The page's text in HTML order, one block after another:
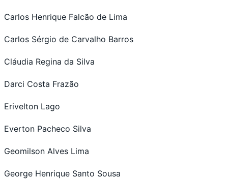
Carlos Henrique Falcão de Lima
Carlos Sérgio de Carvalho Barros
Cláudia Regina da Silva
Darci Costa Frazão
Erivelton Lago
Everton Pacheco Silva
Geomilson Alves Lima
George Henrique Santo Sousa